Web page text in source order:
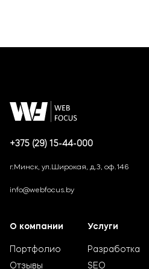
+375 (29) 15-44-000
г.Минск, ул.Широкая, д.3, оф.146
info@webfocus.by
О компании
Портфолио
Отзывы
Услуги
Разработка
SEO